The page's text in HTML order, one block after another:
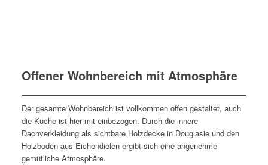
Offener Wohnbereich mit Atmosphäre
Der gesamte Wohnbereich ist vollkommen offen gestaltet, auch
die Küche ist hier mit einbezogen. Durch die innere
Dachverkleidung als sichtbare Holzdecke in Douglasie und den
Holzboden aus Eichendielen ergibt sich eine angenehme
gemütliche Atmosphäre.